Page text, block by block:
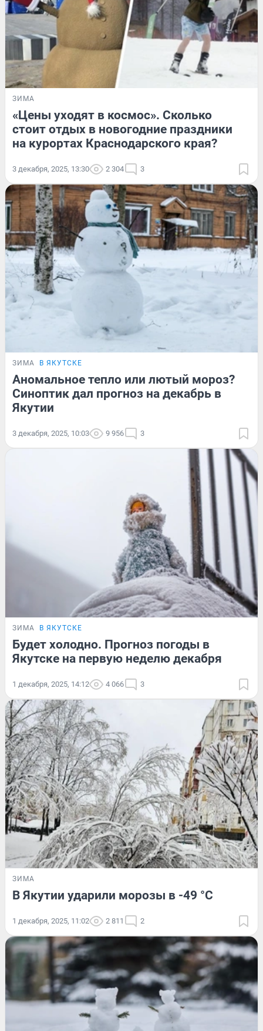
ЗИМА
«Цены уходят в космос». Сколько
стоит отдых в новогодние праздники
на курортах Краснодарского края?
3 декабря, 2025, 13:30 2 304 3
ЗИМА В ЯКУТСКЕ
Аномальное тепло или лютый мороз?
Синоптик дал прогноз на декабрь в
Якутии
3 декабря, 2025, 10:03 9 956 3
ЗИМА В ЯКУТСКЕ
Будет холодно. Прогноз погоды в
Якутске на первую неделю декабря
1 декабря, 2025, 14:12 4 066 3
ЗИМА
В Якутии ударили морозы в -49 °С
1 декабря, 2025, 11:02 2 811 2